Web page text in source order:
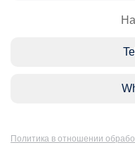
Политика в отношении